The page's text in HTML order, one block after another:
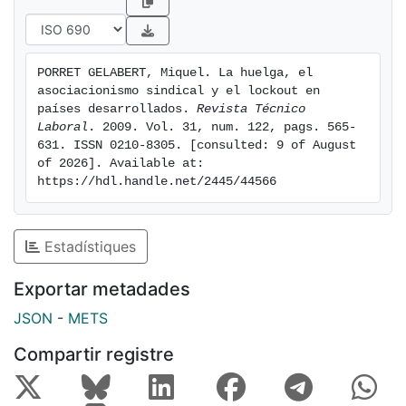
que dio lugar a que al ser calificada la conducta del
trabajador como una falta voluntaria de asistencia al
justificar su despido por incumplimiento contractual,
es decir, la huelga como libertad individual jugaba
exclusivamen-te en el marco de la relación laboral
individual de trabajo, pudiendo provocar, si esa era la
decisión del patrono, la ruptura del contrato. No había
excusa, en este supuesto, dado que la orden sindical
de ir a la huelga no cambió la naturaleza del acto del
trabajador, que, como se ha dicho anteriormente,
representaba un incumplimiento de la obligación
contractual
PORRET GELABERT, Miquel. La huelga, el
asociacionismo sindical y el lockout en
países desarrollados. Revista Técnico
Laboral . 2009. Vol. 31, num. 122, pags. 565-
631. ISSN 0210-8305. [consulted: 9 of August
of 2026]. Available at:
https://hdl.handle.net/2445/44566
Estadístiques
Exportar metadades
JSON - METS
Compartir registre